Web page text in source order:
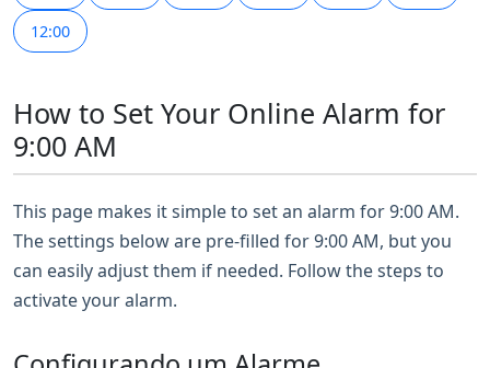
12:00
How to Set Your Online Alarm for
9:00 AM
This page makes it simple to set an alarm for 9:00 AM.
The settings below are pre-filled for 9:00 AM, but you
can easily adjust them if needed. Follow the steps to
activate your alarm.